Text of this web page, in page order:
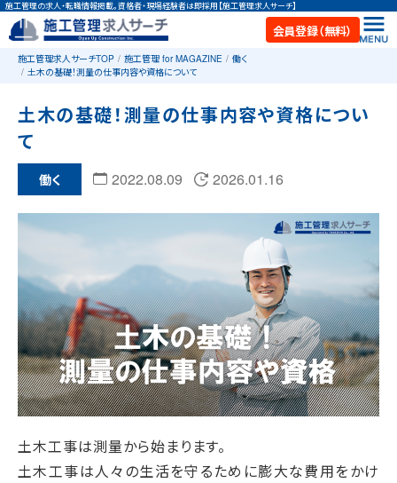
施工管理の求人・転職情報掲載。資格者・現場経験者は即採用【施工管理求人サーチ】
会員登録（無料）
施工管理求人サーチTOP 施工管理 for MAGAZINE
働く
土木の基礎！測量の仕事内容や資格について
土木の基礎！測量の仕事内容や資格につい
て
働く 2022.08.09 2026.01.16
土木工事は測量から始まります。
土木工事は人々の生活を守るために膨大な費用をかけ